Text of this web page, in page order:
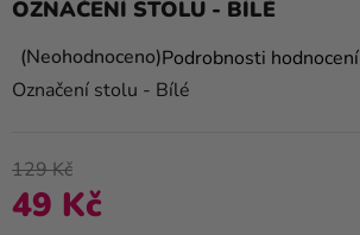
a
merch
Kreativní
potřeby
OZNAČENÍ STOLU - BÍLÉ
Průměrné
hodnocení
0,0
z
5
NeohodnocenoPodrobnosti hodnocení
Označení stolu - Bílé
129 Kč
49 Kč